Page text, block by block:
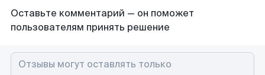
Оставьте комментарий — он поможет
пользователям принять решение